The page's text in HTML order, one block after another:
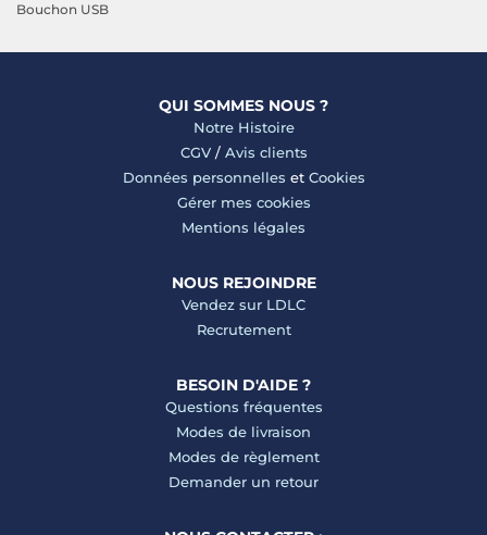
Bouchon USB
QUI SOMMES NOUS ?
Notre Histoire
CGV/ Avis clients
Données personnelles et Cookies
Gérer mes cookies
Mentions légales
NOUS REJOINDRE
Vendez sur LDLC
Recrutement
BESOIN D'AIDE ?
Questions fréquentes
Modes de livraison
Modes de règlement
Demander un retour